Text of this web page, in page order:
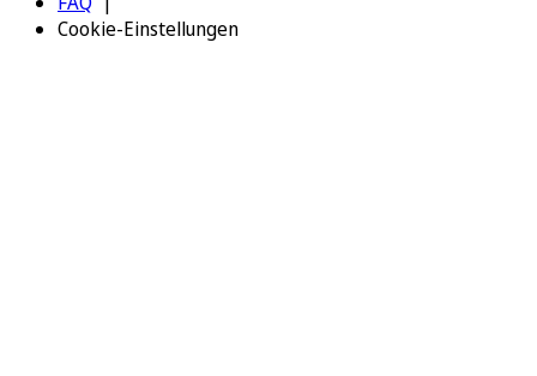
Cookie-Einstellungen